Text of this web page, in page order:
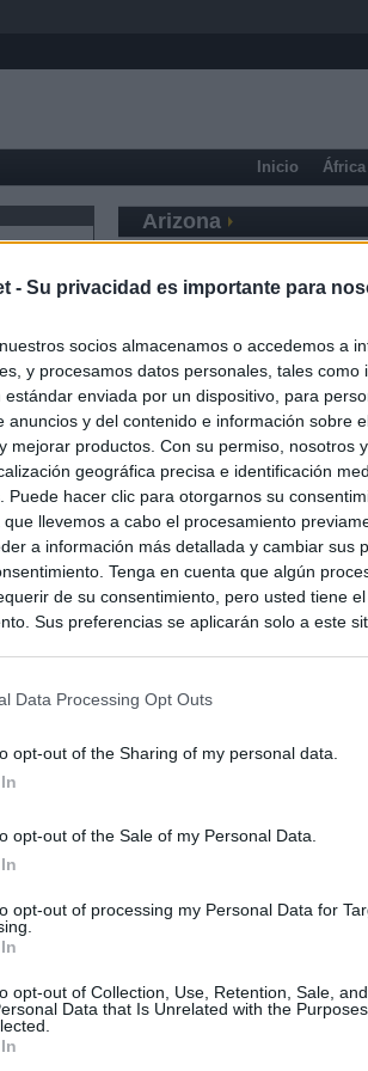
- Su privacidad es importante para
socios almacenamos o accedemos a
y procesamos datos personales, tales como
estándar enviada por un dispositivo, para
anuncios y del contenido e información sobre
mejorar productos. Con su permiso, nosotros
geográfica precisa e identificación
Puede hacer clic para otorgarnos su
llevemos a cabo el procesamiento
a información más detallada y cambiar sus
Tenga en cuenta que algún
de su consentimiento, pero usted tiene
Sus preferencias se aplicarán solo a este
Data Processing Opt Outs
opt-out of the Sharing of my personal data.
opt-out of the Sale of my Personal Data.
opt-out of processing my Personal Data for
opt-out of Collection, Use, Retention, Sale,
Data that Is Unrelated with the
Inicio África
Arizona
controles a los viajeros procedentes de Italia tras el
ultimátum del Gobierno y mantiene los controles a
15 de agosto: "No aceptamos imposiciones"